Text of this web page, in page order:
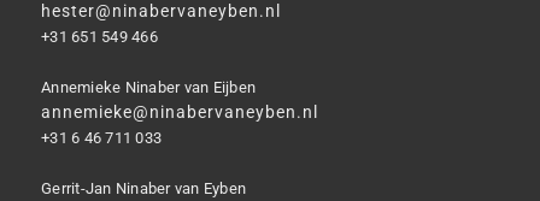
hester@ninabervaneyben.nl
+31 651 549 466
Annemieke Ninaber van Eijben
annemieke@ninabervaneyben.nl
+31 6 46 711 033
Gerrit-Jan Ninaber van Eyben